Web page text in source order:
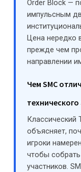
Order Block —
импульсным
Цена нередко
прежде чем
направлении
Чем SMC
Классический
объясняет,
игроки
чтобы
участников.